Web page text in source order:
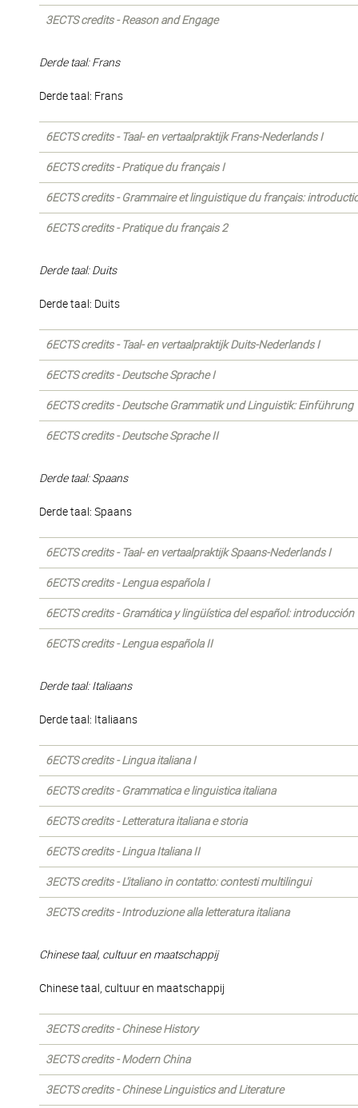
3ECTS credits - Reason and Engage
Derde taal: Frans
Derde taal: Frans
6ECTS credits - Taal- en vertaalpraktijk Frans-Nederlands I
6ECTS credits - Pratique du français I
6ECTS credits - Grammaire et linguistique du français:
6ECTS credits - Pratique du français 2
Derde taal: Duits
Derde taal: Duits
6ECTS credits - Taal- en vertaalpraktijk Duits-Nederlands I
6ECTS credits - Deutsche Sprache I
6ECTS credits - Deutsche Grammatik und Linguistik: Einführung
6ECTS credits - Deutsche Sprache II
Derde taal: Spaans
Derde taal: Spaans
6ECTS credits - Taal- en vertaalpraktijk Spaans-Nederlands I
6ECTS credits - Lengua española I
6ECTS credits - Gramática y lingüística del español: introducción
6ECTS credits - Lengua española II
Derde taal: Italiaans
Derde taal: Italiaans
6ECTS credits - Lingua italiana I
6ECTS credits - Grammatica e linguistica italiana
6ECTS credits - Letteratura italiana e storia
6ECTS credits - Lingua Italiana II
3ECTS credits - L'italiano in contatto: contesti multilingui
3ECTS credits - Introduzione alla letteratura italiana
Chinese taal, cultuur en maatschappij
Chinese taal, cultuur en maatschappij
3ECTS credits - Chinese History
3ECTS credits - Modern China
3ECTS credits - Chinese Linguistics and Literature